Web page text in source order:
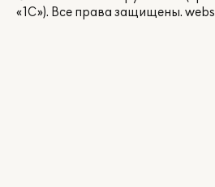
«1С»). Все права защищены.